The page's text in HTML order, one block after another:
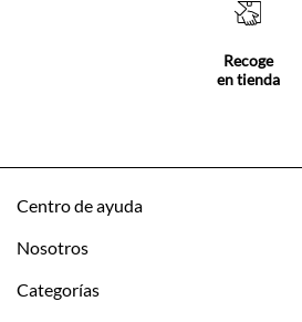
Recoge
en tienda
Centro de ayuda
Mis pedidos
Nosotros
Acerca de Tennis
Categorías